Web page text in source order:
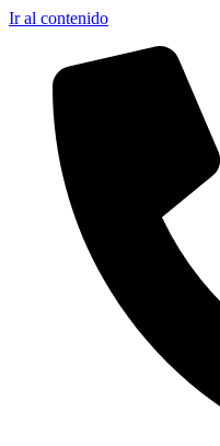
Ir al contenido